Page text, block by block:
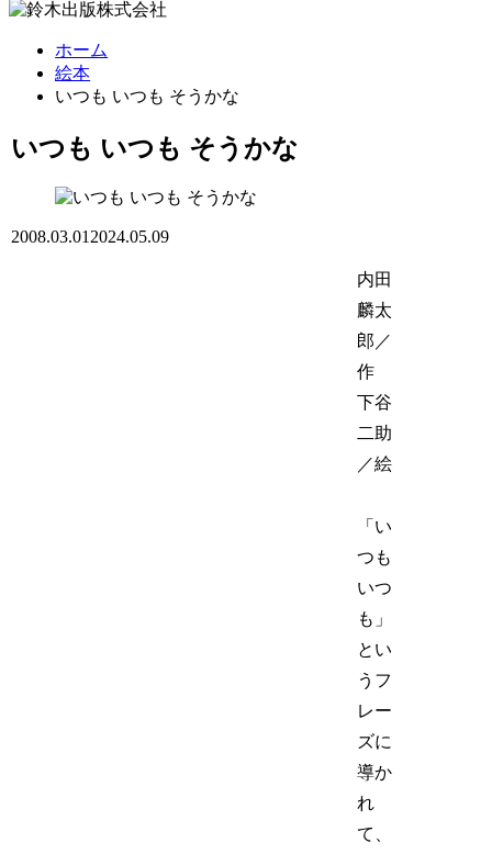
ホーム
絵本
いつも いつも そうかな
いつも いつも そうかな
2008.03.012024.05.09
内田
麟太
郎／
作
下谷
二助
／絵
「い
つも
いつ
も」
とい
うフ
レー
ズに
導か
れ
て、